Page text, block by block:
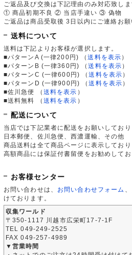
ご返品及び交換は下記理由のみ対応致しま
① 商品初期不良 ② 当店手違い ③ 偽物
ご返品は商品受取後 3日以内にご連絡お願
送料について
送料は下記よりお客様が選択します。
■パターンA (一律200円)
（送料を表示 ）
■パターンB (一律360円)
（送料を表示 ）
■パターンC (一律600円)
（送料を表示 ）
■パターンD (一律900円)
（送料を表示 ）
■佐川急便
（ 送料を表示 ）
■送料無料
（ 送料を表示 ）
配送について
当店では下記業者に配送をお願いしており
日本郵便、佐川急便、西濃運輸、その他
商品送料は全て商品ページに表示しており
高額商品には保証付書留便をお勧めしてお
お客様センター
お問い合わせは、 お問い合わせフォーム
けております。
収集ワールド
〒350-1117 川越市広栄町17-7-1F
TEL 049-249-2525
FAX 049-257-4989
▼営業時間